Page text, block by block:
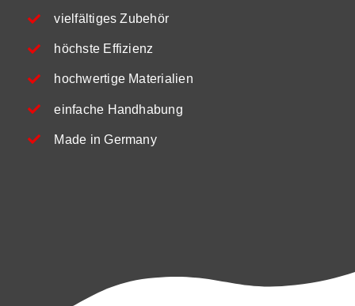
vielfältiges Zubehör
höchste Effizienz
hochwertige Materialien
einfache Handhabung
Made in Germany